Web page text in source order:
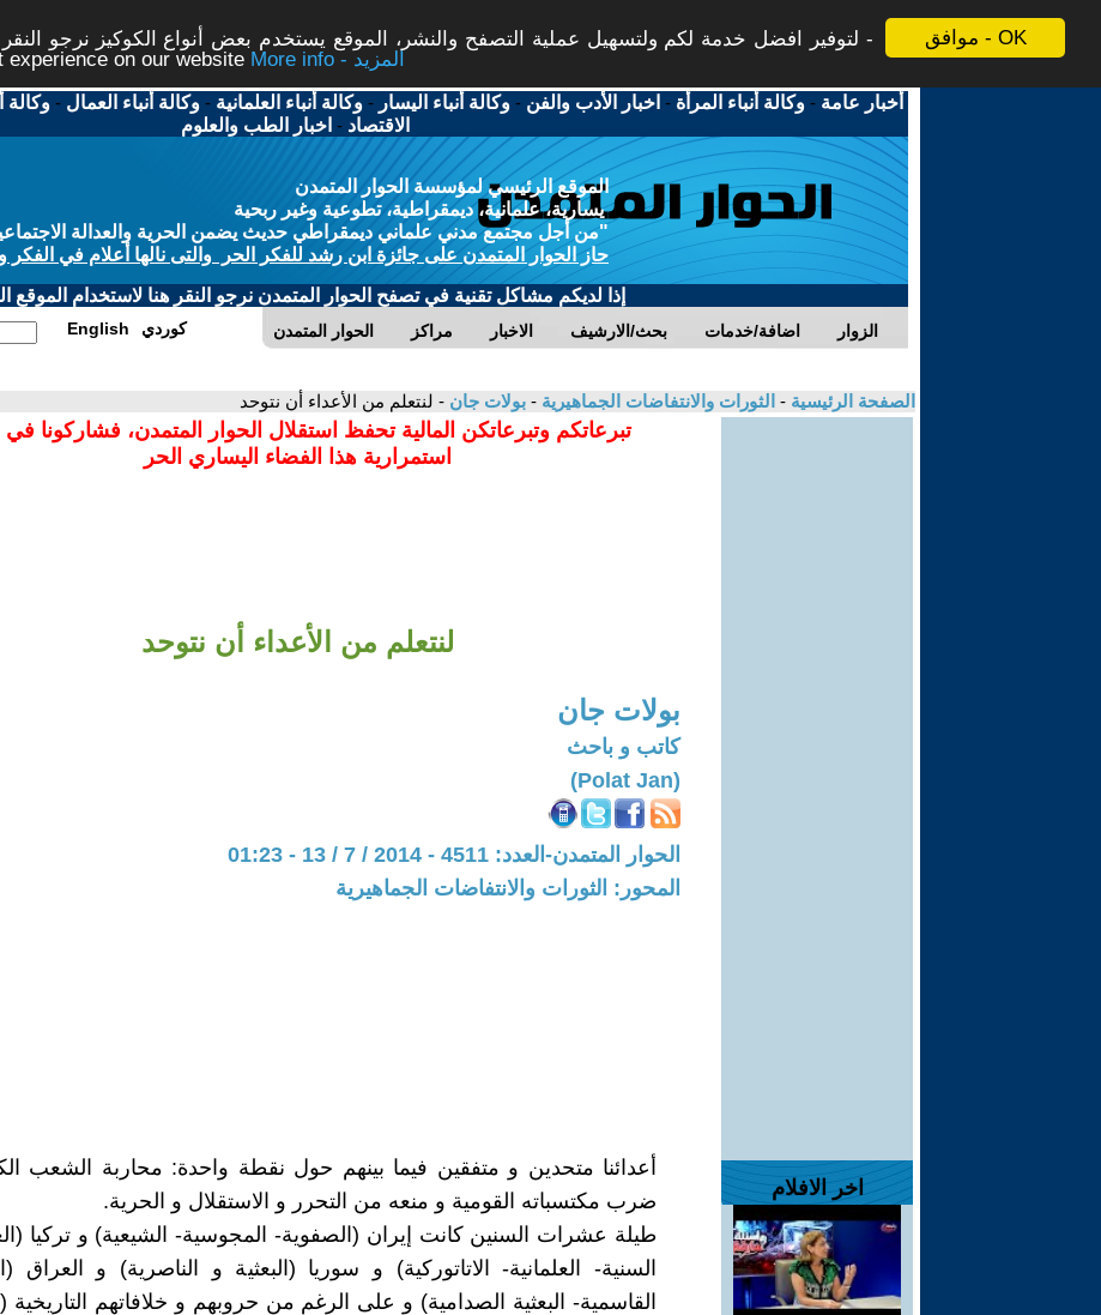
موافق - OK
لتوفير افضل خدمة لكم ولتسهيل عملية التصفح والنشر، الموقع يستخدم بعض أنواع الكوكيز نرجو
on our website
More info - المزيد
أخبار عامة -وكالة أنباء المرأة - اخبار الأدب والفن -وكالة أنباء اليسار -وكالة أنباء العلمانية -وكالة أنباء العمال -وكالة
الاقتصاد - اخبار الطب والعلوم
الموقع الرئيسي لمؤسسة الحوار المتمدن
يسارية، علمانية، ديمقراطية، تطوعية وغير ربحية
"من أجل مجتمع مدني علماني ديمقراطي حديث يضمن الحرية والعدالة
حاز الحوار المتمدن على جائزة ابن رشد للفكر الحر والتى نالها أعلام في الفكر
إذا لديكم مشاكل تقنية في تصفح الحوار المتمدن نرجو النقر هنا لاستخدام الموقع
الحوار المتمدن مراكز الاخبار بحث/الارشيف اضافة/خدمات الزوار English كوردي
الصفحة الرئيسية - الثورات والانتفاضات الجماهيرية - بولات جان - لنتعلم من الأعداء أن نتوحد
اخر الافلام
تبرعاتكم وتبرعاتكن المالية تحفظ استقلال الحوار المتمدن، فشاركونا
استمرارية هذا الفضاء اليساري الحر
لنتعلم من الأعداء أن نتوحد
بولات جان
كاتب و باحث
(Polat Jan)
الحوار المتمدن-العدد: 4511 - 2014 / 7 / 13 - 01:23
المحور: الثورات والانتفاضات الجماهيرية
أعدائنا متحدين و متفقين فيما بينهم حول نقطة واحدة: محاربة الشعب
ضرب مكتسباته القومية و منعه من التحرر و الاستقلال و الحرية.
طيلة عشرات السنين كانت إيران (الصفوية- المجوسية- الشيعية) و تركيا
السنية- العلمانية- الاتاتوركية) و سوريا (البعثية و الناصرية) و العراق
القاسمية- البعثية الصدامية) و على الرغم من حروبهم و خلافاتهم التاريخية